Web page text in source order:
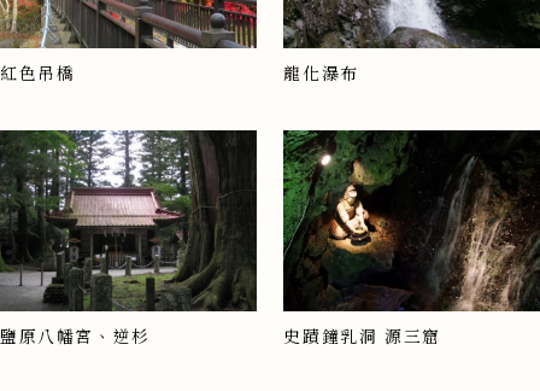
紅色吊橋 龍化瀑布
鹽原八幡宮、逆杉 史蹟鐘乳洞 源三窟